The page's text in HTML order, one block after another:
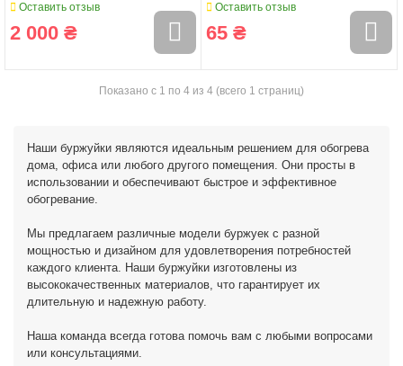
Оставить отзыв
2 000 ₴
Оставить отзыв
65 ₴
Показано с 1 по 4 из 4 (всего 1 страниц)
Наши буржуйки являются идеальным решением для обогрева
дома, офиса или любого другого помещения. Они просты в
использовании и обеспечивают быстрое и эффективное
обогревание.
Мы предлагаем различные модели буржуек с разной
мощностью и дизайном для удовлетворения потребностей
каждого клиента. Наши буржуйки изготовлены из
высококачественных материалов, что гарантирует их
длительную и надежную работу.
Наша команда всегда готова помочь вам с любыми вопросами
или консультациями.